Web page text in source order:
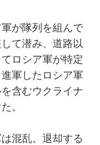
が隊列を組んで
て潜み、道路以
ロシア軍が特定
軍したロシア軍
含むウクライナ
。
混乱。退却する